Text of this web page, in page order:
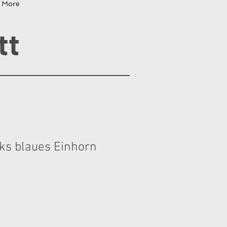
More
blaues Einhorn